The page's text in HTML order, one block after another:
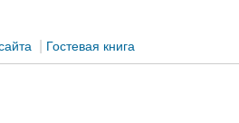
Гостевая книга